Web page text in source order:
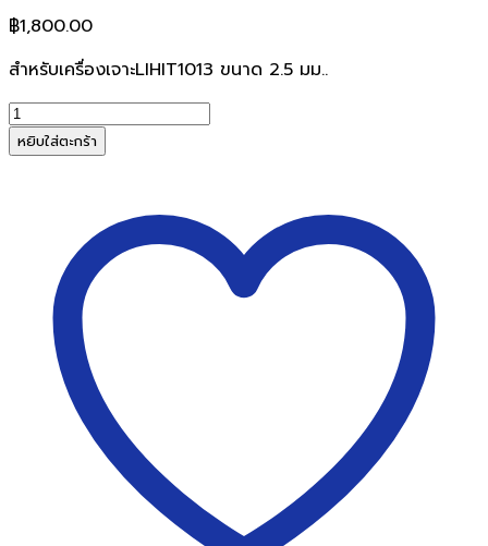
฿1,800.00
สำหรับเครื่องเจาะLIHIT1013 ขนาด 2.5 มม..
จำนวน
ดอก
สว่านP25สำหรับ
เจาะLIHIT1013
หยิบใส่ตะกร้า